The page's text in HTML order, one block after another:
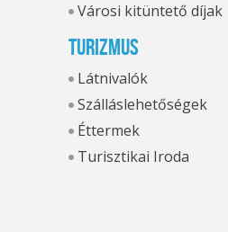
Városi kitüntető díjak
Turizmus
Látnivalók
Szálláslehetőségek
Éttermek
Turisztikai Iroda